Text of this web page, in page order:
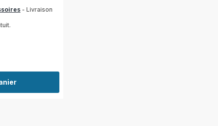
- Livraison